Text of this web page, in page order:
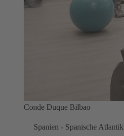
Conde Duque Bilbao
Spanien - Spanische